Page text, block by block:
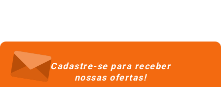
Cadastre-se para receber
nossas ofertas!